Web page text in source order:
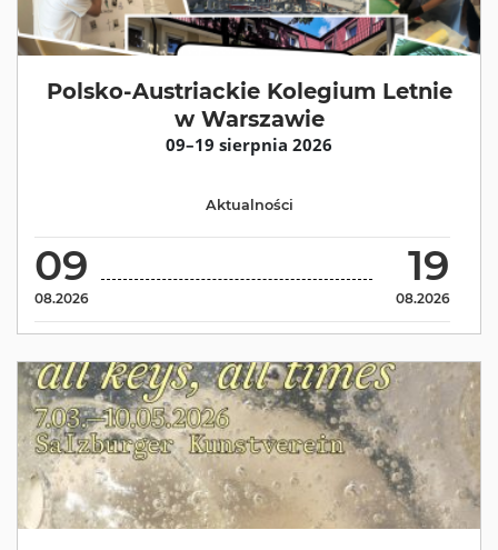
Polsko-Austriackie Kolegium Letnie
w Warszawie
09–19 sierpnia 2026
09
08.2026
19
08.2026
Aktualności